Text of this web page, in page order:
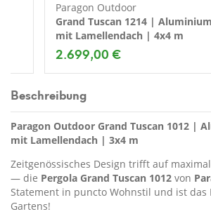
Paragon Outdoor
Grand Tuscan 1214 |
mit Lamellendach | 4x4 m
2.699,00 €
Beschreibung
Paragon Outdoor Grand Tuscan 1012 |
mit Lamellendach | 3x4 m
Zeitgenössisches Design trifft auf
— die Pergola Grand Tuscan 1012 von
Statement in puncto Wohnstil und ist das
Gartens!